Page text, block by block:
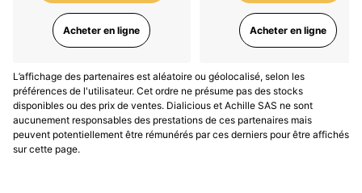
Acheter en ligne Acheter en ligne
L’affichage des partenaires est aléatoire ou géolocalisé, selon les
préférences de l'utilisateur. Cet ordre ne présume pas des stocks
disponibles ou des prix de ventes. Dialicious et Achille SAS ne sont
aucunement responsables des prestations de ces partenaires mais
peuvent potentiellement être rémunérés par ces derniers pour être affichés
sur cette page.